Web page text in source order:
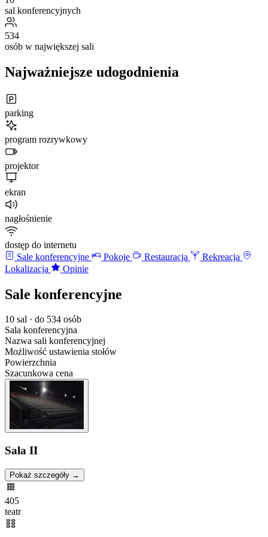
sal konferencyjnych
534
osób w największej sali
Najważniejsze udogodnienia
parking
program rozrywkowy
projektor
ekran
nagłośnienie
dostęp do internetu
Sale konferencyjne
Pokoje Restauracja
Rekreacja
Lokalizacja
Opinie
Sale konferencyjne
10 sal · do 534 osób
Sala konferencyjna
Nazwa sali konferencyjnej
Możliwość ustawienia stołów
Powierzchnia
Szacunkowa cena
Sala II
Pokaż szczegóły →
405
teatr